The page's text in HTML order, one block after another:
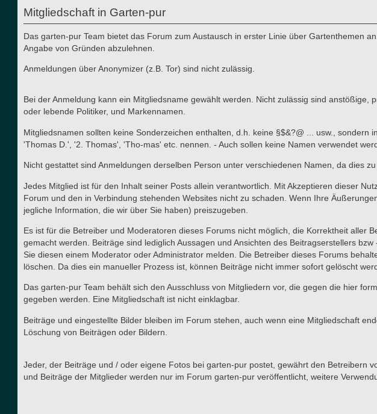
Mitgliedschaft in Garten-pur
Das garten-pur Team bietet das Forum zum Austausch in erster Linie über Gartenthemen
Angabe von Gründen abzulehnen.
Anmeldungen über Anonymizer (z.B. Tor) sind nicht zulässig.
Bei der Anmeldung kann ein Mitgliedsname gewählt werden. Nicht zulässig sind
oder lebende Politiker, und Markennamen.
Mitgliedsnamen sollten keine Sonderzeichen enthalten, d.h. keine §$&?@ ... usw.,
'Thomas D.', '2. Thomas', 'Tho-mas' etc. nennen. - Auch sollen keine Namen verwendet
Nicht gestattet sind Anmeldungen derselben Person unter verschiedenen Namen, da dies
Jedes Mitglied ist für den Inhalt seiner Posts allein verantwortlich. Mit Akzeptieren dieser
Forum und den in Verbindung stehenden Websites nicht zu schaden. Wenn Ihre
jegliche Information, die wir über Sie haben) preiszugeben.
Es ist für die Betreiber und Moderatoren dieses Forums nicht möglich, die Korrektheit aller
gemacht werden. Beiträge sind lediglich Aussagen und Ansichten des Beitragserstellers
Sie diesen einem Moderator oder Administrator melden. Die Betreiber dieses Forums
löschen. Da dies ein manueller Prozess ist, können Beiträge nicht immer sofort gelöscht
Das garten-pur Team behält sich den Ausschluss von Mitgliedern vor, die gegen die hier
gegeben werden. Eine Mitgliedschaft ist nicht einklagbar.
Beiträge und eingestellte Bilder bleiben im Forum stehen, auch wenn eine Mitgliedschaft
Löschung von Beiträgen oder Bildern.
Jeder, der Beiträge und / oder eigene Fotos bei garten-pur postet, gewährt den Betreibern
und Beiträge der Mitglieder werden nur im Forum garten-pur veröffentlicht, weitere